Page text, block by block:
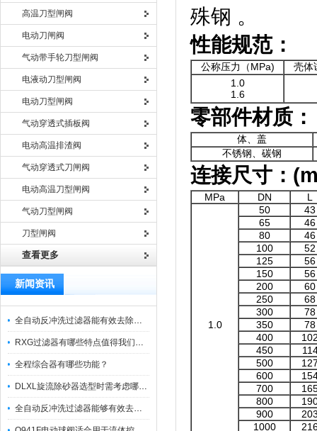
高温刀型闸阀
电动刀闸阀
气动带手轮刀型闸阀
电液动刀型闸阀
电动刀型闸阀
气动穿透式插板阀
电动高温排渣阀
气动穿透式刀闸阀
电动高温刀型闸阀
气动刀型闸阀
刀型闸阀
查看更多
新闻资讯
全自动反冲洗过滤器能有效去除过滤介质上的杂质
RXG过滤器有哪些特点值得我们选择？
全程综合器有哪些功能？
DLXL旋流除砂器选型时需考虑哪些因素？
全自动反冲洗过滤器能够有效去除不同粒径的固体杂
殊钢 。
性能规范：
公称压力（MPa)
壳体
1.0
1.6
零部件材质：
体、盖
不锈钢、碳钢
连接尺寸：
MPa DN L
1.0
50
43
65
46
80
46
100
52
125
56
150
56
200
60
250
68
300
78
350
78
400
450
500
600
700
800
900
1000